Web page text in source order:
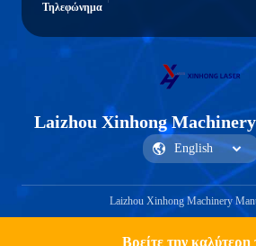
Βρείτε την καλύτερη
Τηλεφώνημα
Laizhou Xinhong
Laizhou Xinhong Machinery